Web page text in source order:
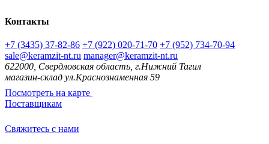
Контакты
+7 (3435) 37-82-86 +7 (922) 020-71-70 +7 (952) 734-70-94
sale@keramzit-nt.ru manager@keramzit-nt.ru
622000, Свердловская область, г.Нижний Тагил
магазин-склад ул.Краснознаменная 59
Посмотреть на карте
Поставщикам
Свяжитесь с нами